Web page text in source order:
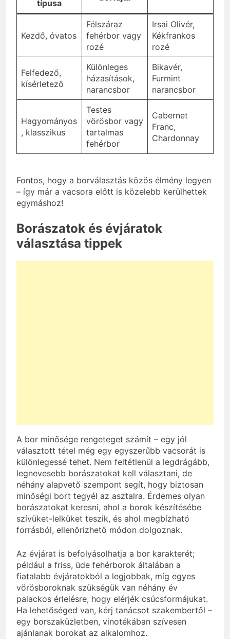
típusa
Kezdő, óvatos
Félszáraz
fehérbor vagy
rozé
Irsai Olivér,
Kékfrankos
rozé
Felfedező,
kísérletező
Különleges
házasítások,
narancsbor
Bikavér,
Furmint
narancsbor
Hagyományos
, klasszikus
Testes
vörösbor vagy
tartalmas
fehérbor
Cabernet
Franc,
Chardonnay
Fontos, hogy a borválasztás közös élmény legyen
– így már a vacsora előtt is közelebb kerülhettek
egymáshoz!
Borászatok és évjáratok
választása tippek
A bor minősége rengeteget számít – egy jól
választott tétel még egy egyszerűbb vacsorát is
különlegessé tehet. Nem feltétlenül a legdrágább,
legnevesebb borászatokat kell választani, de
néhány alapvető szempont segít, hogy biztosan
minőségi bort tegyél az asztalra. Érdemes olyan
borászatokat keresni, ahol a borok készítésébe
szívüket-lelküket teszik, és ahol megbízható
forrásból, ellenőrizhető módon dolgoznak.
Az évjárat is befolyásolhatja a bor karakterét;
például a friss, üde fehérborok általában a
fiatalabb évjáratokból a legjobbak, míg egyes
vörösboroknak szükségük van néhány év
palackos érlelésre, hogy elérjék csúcsformájukat.
Ha lehetőséged van, kérj tanácsot szakembertől –
egy borszaküzletben, vinotékában szívesen
ajánlanak borokat az alkalomhoz.